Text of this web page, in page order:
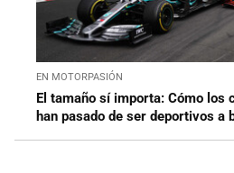
EN MOTORPASIÓN
El tamaño sí importa: Cómo los
han pasado de ser deportivos a